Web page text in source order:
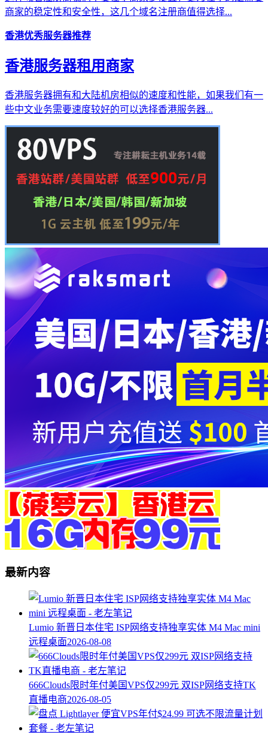
商家的稳定性和安全性，这几个域名注册商值得选择...
香港优秀服务器推荐
香港服务器租用商家
香港服务器拥有和大陆机房相似的速度和性能，如果我们有一
些中文业务需要速度较好的可以选择香港服务器...
最新内容
Lumio 新晋日本住宅 ISP网络支持独享实体 M4 Mac mini
远程桌面2026-08-08
666Clouds限时年付美国VPS仅299元 双ISP网络支持TK
直播电商2026-08-05